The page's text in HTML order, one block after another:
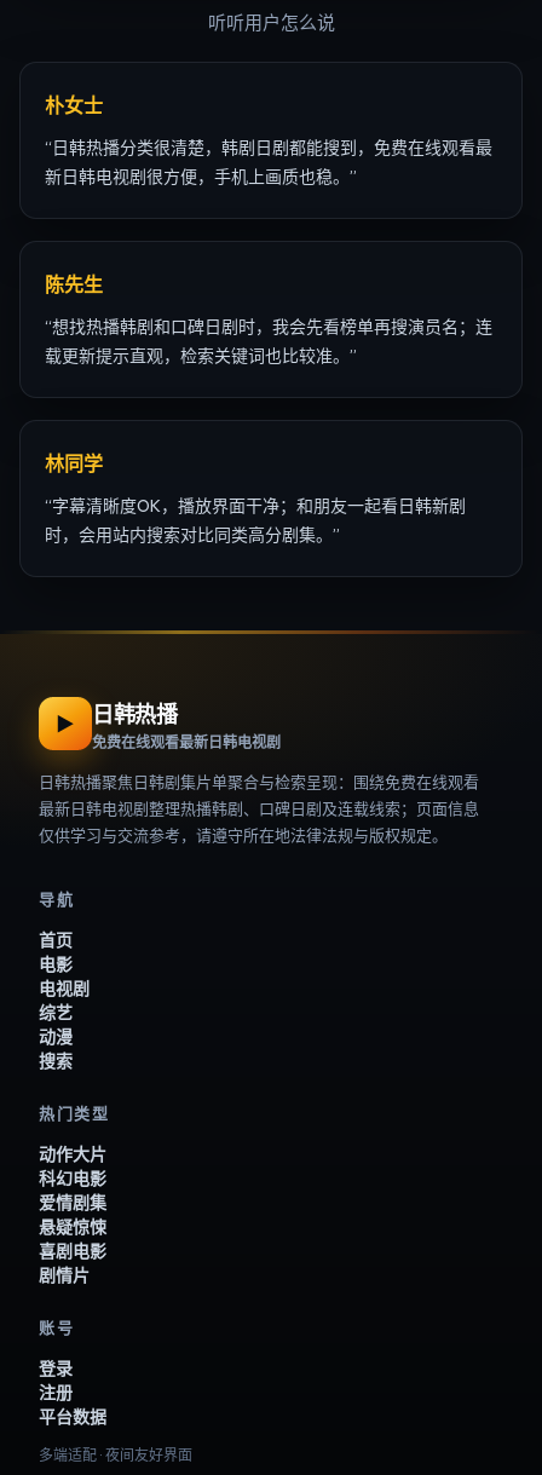
听听用户怎么说
朴女士
“日韩热播分类很清楚，韩剧日剧都能搜到，免费在线观看最
新日韩电视剧很方便，手机上画质也稳。 ”
陈先生
“想找热播韩剧和口碑日剧时，我会先看榜单再搜演员名；连
载更新提示直观，检索关键词也比较准。 ”
林同学
“字幕清晰度OK，播放界面干净；和朋友一起看日韩新剧
时，会用站内搜索对比同类高分剧集。 ”
▶ 日韩热播
免费在线观看最新日韩电视剧
日韩热播聚焦日韩剧集片单聚合与检索呈现：围绕免费在线观看
最新日韩电视剧整理热播韩剧、口碑日剧及连载线索；页面信息
仅供学习与交流参考，请遵守所在地法律法规与版权规定。
导航
首页
电影
电视剧
综艺
动漫
搜索
热门类型
动作大片
科幻电影
爱情剧集
悬疑惊悚
喜剧电影
剧情片
账号
登录
注册
平台数据
多端适配 · 夜间友好界面